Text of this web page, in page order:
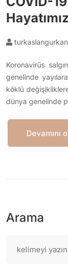
Arama
turkaslangurkan
Koronavirüs
genelinde
köklü
dünya genelinde
Devamını